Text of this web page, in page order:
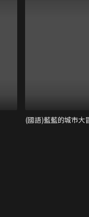
(國語)藍藍的城市大